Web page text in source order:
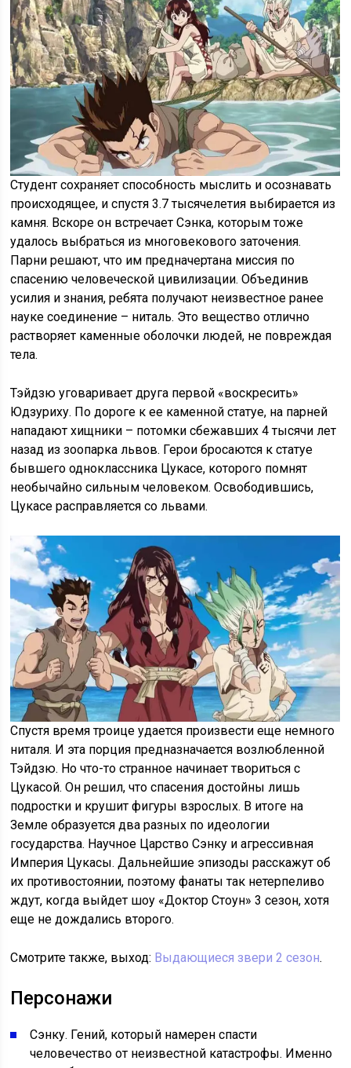
Студент сохраняет способность мыслить и осознавать
происходящее, и спустя 3.7 тысячелетия выбирается из
камня. Вскоре он встречает Сэнка, которым тоже
удалось выбраться из многовекового заточения.
Парни решают, что им предначертана миссия по
спасению человеческой цивилизации. Объединив
усилия и знания, ребята получают неизвестное ранее
науке соединение – ниталь. Это вещество отлично
растворяет каменные оболочки людей, не повреждая
тела.
Тэйдзю уговаривает друга первой «воскресить»
Юдзуриху. По дороге к ее каменной статуе, на парней
нападают хищники – потомки сбежавших 4 тысячи лет
назад из зоопарка львов. Герои бросаются к статуе
бывшего одноклассника Цукасе, которого помнят
необычайно сильным человеком. Освободившись,
Цукасе расправляется со львами.
Спустя время троице удается произвести еще немного
ниталя. И эта порция предназначается возлюбленной
Тэйдзю. Но что-то странное начинает твориться с
Цукасой. Он решил, что спасения достойны лишь
подростки и крушит фигуры взрослых. В итоге на
Земле образуется два разных по идеологии
государства. Научное Царство Сэнку и агрессивная
Империя Цукасы. Дальнейшие эпизоды расскажут об
их противостоянии, поэтому фанаты так нетерпеливо
ждут, когда выйдет шоу «Доктор Стоун» 3 сезон, хотя
еще не дождались второго.
Смотрите также, выход: Выдающиеся звери 2 сезон.
Персонажи
Сэнку. Гений, который намерен спасти
человечество от неизвестной катастрофы. Именно